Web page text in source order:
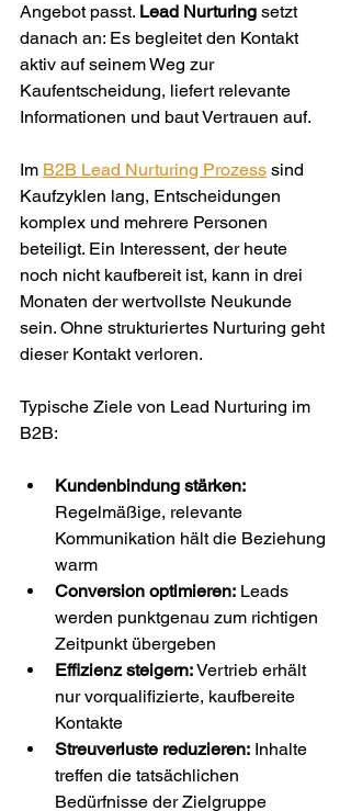
Angebot passt. Lead Nurturing setzt
danach an: Es begleitet den Kontakt
aktiv auf seinem Weg zur
Kaufentscheidung, liefert relevante
Informationen und baut Vertrauen auf.
Im B2B Lead Nurturing Prozess sind
Kaufzyklen lang, Entscheidungen
komplex und mehrere Personen
beteiligt. Ein Interessent, der heute
noch nicht kaufbereit ist, kann in drei
Monaten der wertvollste Neukunde
sein. Ohne strukturiertes Nurturing geht
dieser Kontakt verloren.
Typische Ziele von Lead Nurturing im
B2B:
Kundenbindung stärken:
Regelmäßige, relevante
Kommunikation hält die Beziehung
warm
Conversion optimieren: Leads
werden punktgenau zum richtigen
Zeitpunkt übergeben
Effizienz steigern: Vertrieb erhält
nur vorqualifizierte, kaufbereite
Kontakte
Streuverluste reduzieren: Inhalte
treffen die tatsächlichen
Bedürfnisse der Zielgruppe